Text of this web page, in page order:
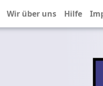
Wir über uns Hilfe